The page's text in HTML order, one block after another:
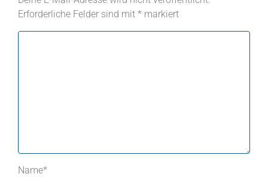
Erforderliche Felder sind mit * markiert
Name*